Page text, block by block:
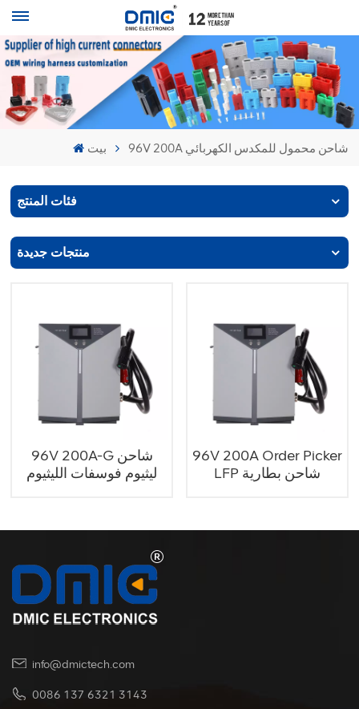
بيت 96V 200A شاحن محمول للمكدس الكهربائي
فئات المنتج
منتجات جديدة
96V 200A-G شاحن
ليثيوم فوسفات الليثيوم
96V 200A Order Picker
LFP شاحن بطارية
info@dmictech.com
0086 137 6321 3143